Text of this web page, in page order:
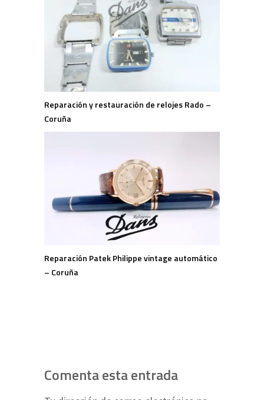
Reparación y restauración de relojes Rado –
Coruña
Reparación Patek Philippe vintage automático
– Coruña
Comenta esta entrada